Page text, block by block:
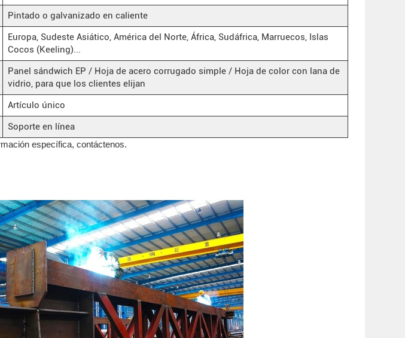
Pintado o galvanizado en caliente
Europa, Sudeste Asiático, América del Norte, África, Sudáfrica, Marruecos, Islas
Cocos (Keeling)...
Panel sándwich EP / Hoja de acero corrugado simple / Hoja de color con lana de
vidrio, para que los clientes elijan
Artículo único
Soporte en línea
específica, contáctenos.